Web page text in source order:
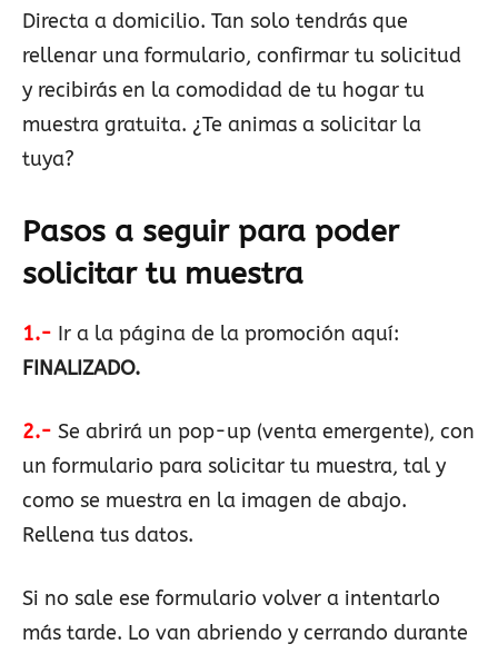
Directa a domicilio. Tan solo tendrás que
rellenar una formulario, confirmar tu solicitud
y recibirás en la comodidad de tu hogar tu
muestra gratuita. ¿Te animas a solicitar la
tuya?
Pasos a seguir para poder
solicitar tu muestra
1.- Ir a la página de la promoción aquí:
FINALIZADO.
2.- Se abrirá un pop-up (venta emergente), con
un formulario para solicitar tu muestra, tal y
como se muestra en la imagen de abajo.
Rellena tus datos.
Si no sale ese formulario volver a intentarlo
más tarde. Lo van abriendo y cerrando durante